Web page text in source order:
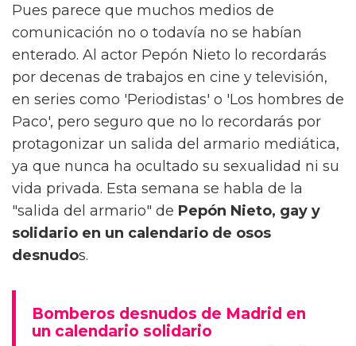
Pues parece que muchos medios de
comunicación no o todavía no se habían
enterado. Al actor Pepón Nieto lo recordarás
por decenas de trabajos en cine y televisión,
en series como 'Periodistas' o 'Los hombres de
Paco', pero seguro que no lo recordarás por
protagonizar un salida del armario mediática,
ya que nunca ha ocultado su sexualidad ni su
vida privada. Esta semana se habla de la
"salida del armario" de Pepón Nieto, gay y
solidario en un calendario de osos
desnudos.
Bomberos desnudos de Madrid en
un calendario solidario